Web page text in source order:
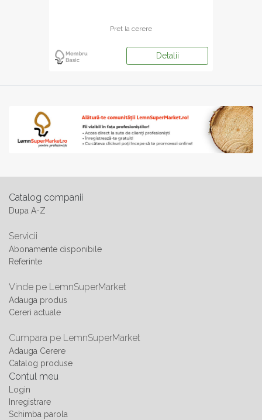
Pret la cerere
Detalii
Catalog companii
Dupa A-Z
Servicii
Abonamente disponibile
Referinte
Vinde pe LemnSuperMarket
Adauga produs
Cereri actuale
Cumpara pe LemnSuperMarket
Adauga Cerere
Catalog produse
Contul meu
Login
Inregistrare
Schimba parola